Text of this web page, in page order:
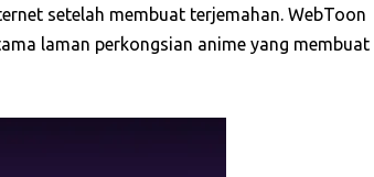
setelah membuat terjemahan. WebToon
laman perkongsian anime yang membuat